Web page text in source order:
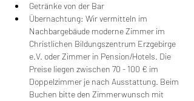
Getränke von der Bar
Übernachtung: Wir vermitteln im
Nachbargebäude moderne Zimmer im
Christlichen Bildungszentrum Erzgebirge
e.V. oder Zimmer in Pension/Hotels. Die
Preise liegen zwischen 70 - 100 € im
Doppelzimmer je nach Ausstattung. Beim
Buchen bitte den Zimmerwunsch mit